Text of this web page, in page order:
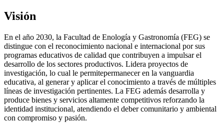
Visión
En el año 2030, la Facultad de Enología y Gastronomía (FEG) se
distingue con el reconocimiento nacional e internacional por sus
programas educativos de calidad que contribuyen a impulsar el
desarrollo de los sectores productivos. Lidera proyectos de
investigación, lo cual le permitepermanecer en la vanguardia
educativa, al generar y aplicar el conocimiento a través de múltiples
líneas de investigación pertinentes. La FEG además desarrolla y
produce bienes y servicios altamente competitivos reforzando la
identidad institucional, atendiendo el deber comunitario y ambiental
con compromiso y pasión.